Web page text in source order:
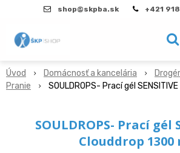
shop@skpba.sk +421
Úvod Domácnosť a kancelária
Pranie
SOULDROPS- Prací gél
SOULDROPS- Prací gél
Clouddrop 1300